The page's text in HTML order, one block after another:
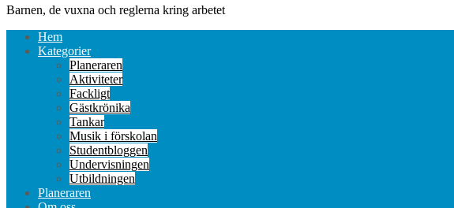
Barnen, de vuxna och reglerna kring arbetet
Hem
Kategorier
Planeraren
Aktiviteter
Fackligt
Gästkrönika
Tankar
Musik i förskolan
Studentbloggen
Undervisningen
Utbildningen
Planeraren